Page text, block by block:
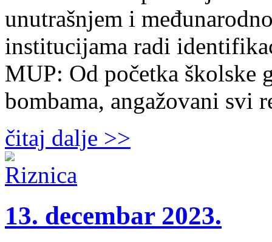
unutrašnjem i
institucijama radi
MUP: Od početka školske
bombama, angažovani svi
čitaj dalje >>
13. decembar 2023.